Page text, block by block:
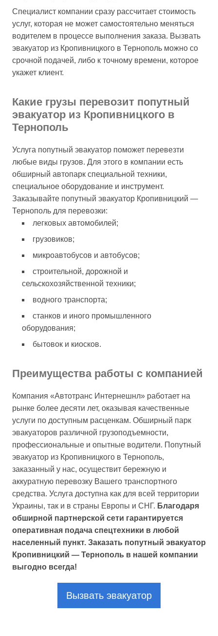
Специалист компании сразу рассчитает стоимость
услуг, которая не может самостоятельно меняться
водителем в процессе выполнения заказа. Вызвать
эвакуатор из Кропивницкого в Тернополь можно со
срочной подачей, либо к точному времени, которое
укажет клиент.
Какие грузы перевозит попутный
эвакуатор из Кропивницкого в
Тернополь
Услуга попутный эвакуатор поможет перевезти
любые виды грузов. Для этого в компании есть
обширный автопарк специальной техники,
специальное оборудование и инструмент.
Заказывайте попутный эвакуатор Кропивницкий —
Тернополь для перевозки:
легковых автомобилей;
грузовиков;
микроавтобусов и автобусов;
строительной, дорожной и
сельскохозяйственной техники;
водного транспорта;
станков и иного промышленного
оборудования;
бытовок и киосков.
Преимущества работы с компанией
Компания «Автотранс Интернешнл» работает на
рынке более десяти лет, оказывая качественные
услуги по доступным расценкам. Обширный парк
эвакуаторов различной грузоподъемности,
профессиональные и опытные водители. Попутный
эвакуатор из Кропивницкого в Тернополь,
заказанный у нас, осуществит бережную и
аккуратную перевозку Вашего транспортного
средства. Услуга доступна как для всей территории
Украины, так и в страны Европы и СНГ. Благодаря
обширной партнерской сети гарантируется
оперативная подача спецтехники в любой
населенный пункт. Заказать попутный эвакуатор
Кропивницкий — Тернополь в нашей компании
выгодно всегда!
Вызвать эвакуатор